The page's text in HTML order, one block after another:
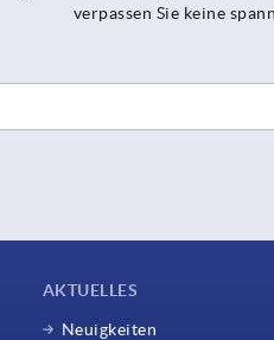
verpassen Sie keine
AKTUELLES
Neuigkeiten